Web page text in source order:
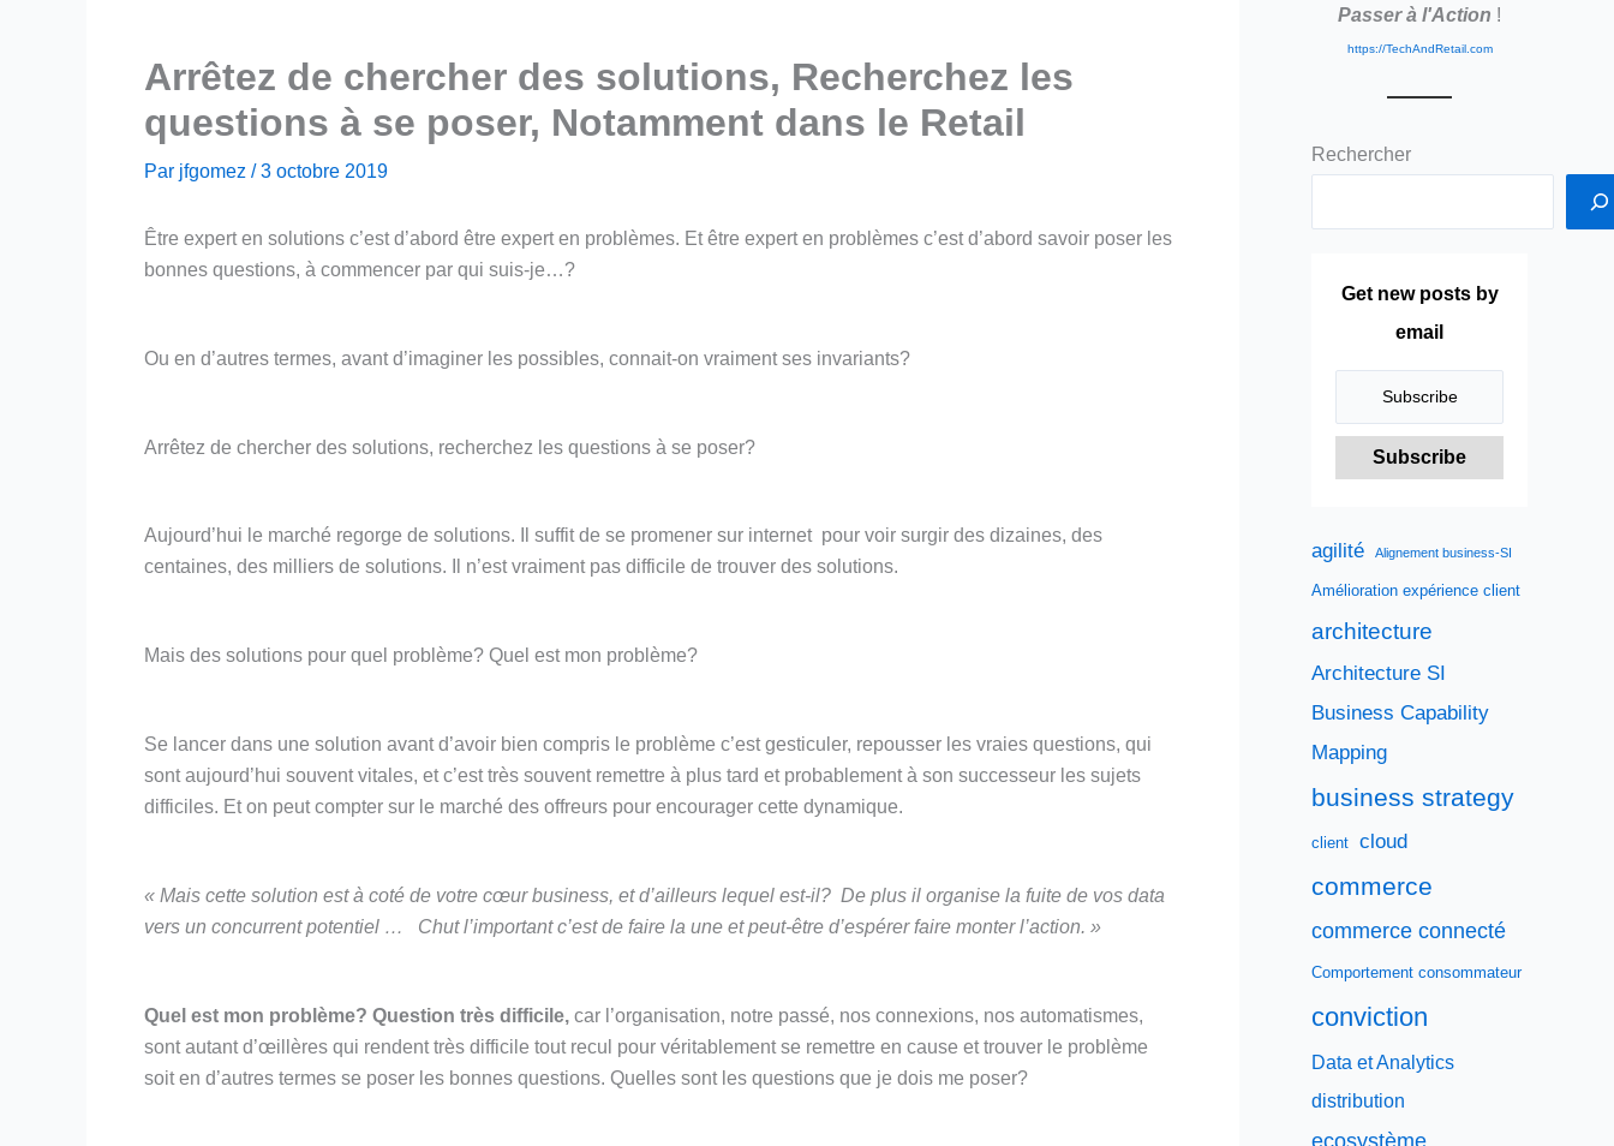
Arrêtez de chercher des solutions, Recherchez les
questions à se poser, Notamment dans le Retail
Par jfgomez /3 octobre 2019
Être expert en solutions c’est d’abord être expert en problèmes. Et être expert en problèmes c’est d’abord savoir poser les
bonnes questions, à commencer par qui suis-je…?
Ou en d’autres termes, avant d’imaginer les possibles, connait-on vraiment ses invariants?
Arrêtez de chercher des solutions, recherchez les questions à se poser?
Aujourd’hui le marché regorge de solutions. Il suffit de se promener sur internet pour voir surgir des dizaines, des
centaines, des milliers de solutions. Il n’est vraiment pas difficile de trouver des solutions.
Mais des solutions pour quel problème? Quel est mon problème?
Se lancer dans une solution avant d’avoir bien compris le problème c’est gesticuler, repousser les vraies questions, qui
sont aujourd’hui souvent vitales, et c’est très souvent remettre à plus tard et probablement à son successeur les sujets
difficiles. Et on peut compter sur le marché des offreurs pour encourager cette dynamique.
« Mais cette solution est à coté de votre cœur business, et d’ailleurs lequel est-il? De plus il organise la fuite de vos data
vers un concurrent potentiel … Chut l’important c’est de faire la une et peut-être d’espérer faire monter l’action. »
Quel est mon problème? Question très difficile, car l’organisation, notre passé, nos connexions, nos automatismes,
sont autant d’œillères qui rendent très difficile tout recul pour véritablement se remettre en cause et trouver le problème
soit en d’autres termes se poser les bonnes questions. Quelles sont les questions que je dois me poser?
Passer à l'Action !
https://TechAndRetail.com
Rechercher
Get new posts by
email
agilité Alignement business-SI
Amélioration expérience client
architecture
Architecture SI
Business Capability
Mapping
business strategy
client cloud
commerce
commerce connecté
Comportement consommateur
conviction
Data et Analytics
distribution